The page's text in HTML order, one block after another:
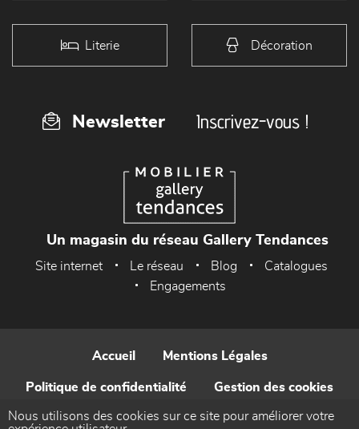
Literie Décoration
Newsletter Inscrivez-vous !
Un magasin du réseau Gallery Tendances
Site internet Le réseau Blog
Catalogues
Engagements
Accueil Mentions Légales
Politique de confidentialité Gestion des cookies
Contact
Nous utilisons des cookies sur ce site pour améliorer votre